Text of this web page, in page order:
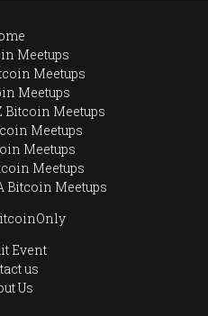
Meetups
Meetups
Meetups
Bitcoin Meetups
Meetups
Meetups
Meetups
Bitcoin Meetups
Event
us
Us